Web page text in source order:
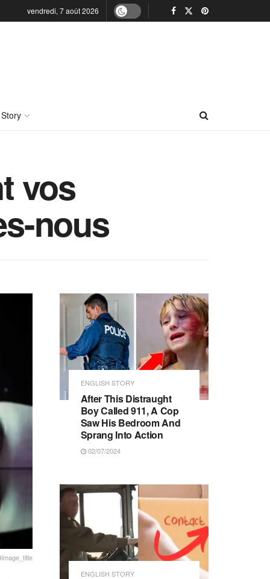
vendredi, 7 août 2026
vos
nous
ENGLISH STORY
After This Distraught
Boy Called 911, A Cop
Saw His Bedroom And
Sprang Into Action
02/07/2024
ENGLISH STORY